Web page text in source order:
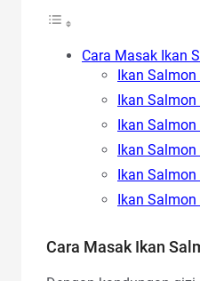
Cara Masak Ikan
Ikan
Ikan Salmon
Ikan
Ikan Salmon
Ikan Salmon
Ikan
Cara Masak Ikan